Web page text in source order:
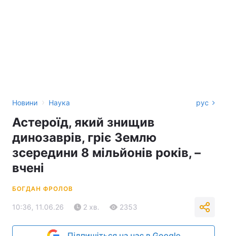
Новини › Наука рус
Астероїд, який знищив
динозаврів, гріє Землю
зсередини 8 мільйонів років, –
вчені
БОГДАН ФРОЛОВ
10:36, 11.06.26 2 хв. 2353